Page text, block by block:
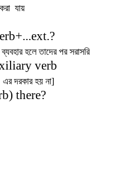
করা যায়
ব্যবহার হলে তাদের পর সরাসরি
verb
এর দরকার হয় না]
there?